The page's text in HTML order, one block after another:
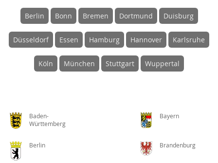
Berlin Bonn Bremen Dortmund Duisburg
Düsseldorf Essen Hamburg Hannover Karlsruhe
Köln München Stuttgart Wuppertal
Baden-
Württemberg
Bayern
Berlin Brandenburg